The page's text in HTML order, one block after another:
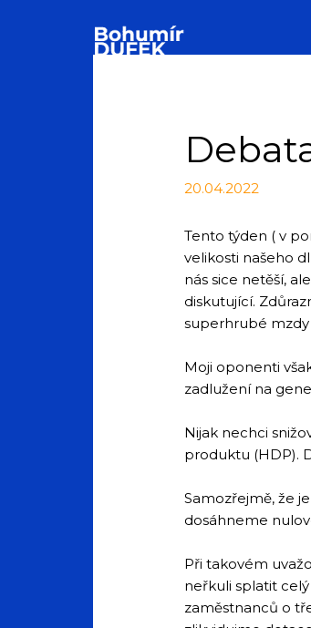
20.04.2022
Tento týden ( v
velikosti našeho
nás sice netěší,
diskutující.
superhrubé mzdy
Moji oponenti
zadlužení na
Nijak nechci
produktu (HDP).
Samozřejmě, že
dosáhneme
Při takovém
neřkuli splatit
zaměstnanců o